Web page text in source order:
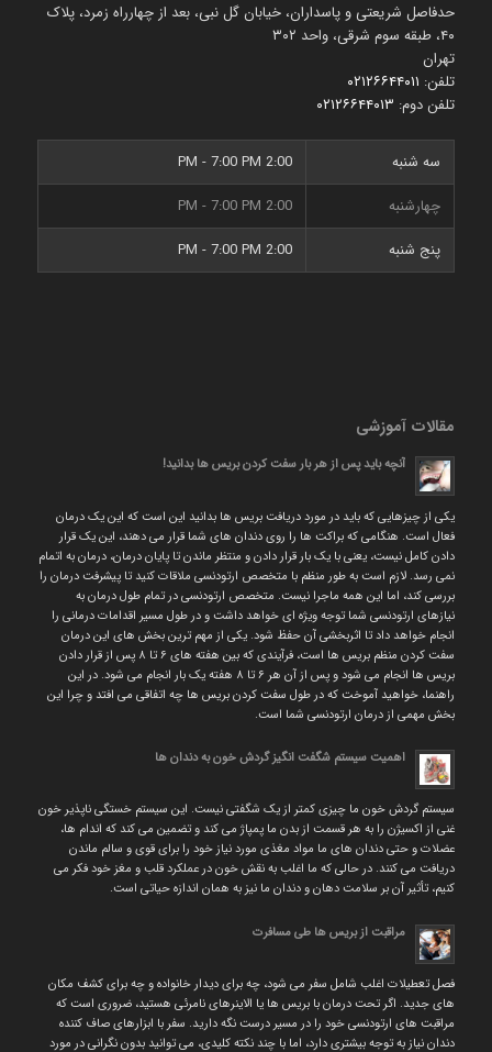
حدفاصل شریعتی و پاسداران، خیابان گل نبی، بعد از چهارراه زمرد، پلاک
۴۰، طبقه سوم شرقی، واحد ۳۰۲
تهران
تلفن: ۰۲۱۲۶۶۴۴۰۱۱
تلفن دوم: ۰۲۱۲۶۶۴۴۰۱۳
سه شنبه
2:00 PM - 7:00 PM
چهارشنبه
2:00 PM - 7:00 PM
پنج شنبه
2:00 PM - 7:00 PM
مقالات آموزشی
آنچه باید پس از هر بار سفت کردن بریس ها بدانید!
یکی از چیزهایی که باید در مورد دریافت بریس ها بدانید این است که این یک درمان
فعال است. هنگامی که براکت ها را روی دندان های شما قرار می دهند، این یک قرار
دادن کامل نیست، یعنی با یک بار قرار دادن و منتظر ماندن تا پایان درمان، درمان به اتمام
نمی رسد. لازم است به طور منظم با متخصص ارتودنسی ملاقات کنید تا پیشرفت درمان را
بررسی کند، اما این همه ماجرا نیست. متخصص ارتودنسی در تمام طول درمان به
نیازهای ارتودنسی شما توجه ویژه ای خواهد داشت و در طول مسیر اقدامات درمانی را
انجام خواهد داد تا اثربخشی آن حفظ شود. یکی از مهم ترین بخش های این درمان
سفت کردن منظم بریس ها است، فرآیندی که بین هفته های ۶ تا ۸ پس از قرار دادن
بریس ها انجام می شود و پس از آن هر ۶ تا ۸ هفته یک بار انجام می شود. در این
راهنما، خواهید آموخت که در طول سفت کردن بریس ها چه اتفاقی می افتد و چرا این
بخش مهمی از درمان ارتودنسی شما است.
اهمیت سیستم شگفت انگیز گردش خون به دندان ها
سیستم گردش خون ما چیزی کمتر از یک شگفتی نیست. این سیستم خستگی ناپذیر خون
غنی از اکسیژن را به هر قسمت از بدن ما پمپاژ می کند و تضمین می کند که اندام ها،
عضلات و حتی دندان های ما مواد مغذی مورد نیاز خود را برای قوی و سالم ماندن
دریافت می کنند. در حالی که ما اغلب به نقش خون در عملکرد قلب و مغز خود فکر می
کنیم، تأثیر آن بر سلامت دهان و دندان ما نیز به همان اندازه حیاتی است.
مراقبت از بریس ها طی مسافرت
فصل تعطیلات اغلب شامل سفر می شود، چه برای دیدار خانواده و چه برای کشف مکان
های جدید. اگر تحت درمان با بریس ها یا الاینرهای نامرئی هستید، ضروری است که
مراقبت های ارتودنسی خود را در مسیر درست نگه دارید. سفر با ابزارهای صاف کننده
دندان نیاز به توجه بیشتری دارد، اما با چند نکته کلیدی، می توانید بدون نگرانی در مورد